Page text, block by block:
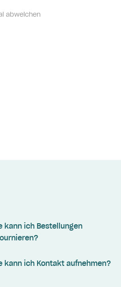
abweichen
kann ich Bestellungen
kann ich Kontakt aufnehmen?